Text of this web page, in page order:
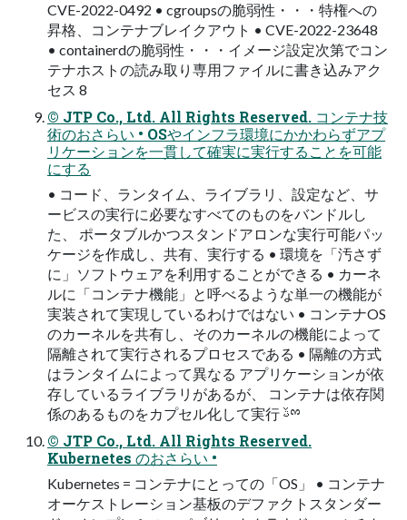
CVE-2022-0492 • cgroupsの脆弱性・・・特権への
昇格、コンテナブレイクアウト • CVE-2022-23648
• containerdの脆弱性・・・イメージ設定次第でコン
テナホストの読み取り専⽤ファイルに書き込みアク
セス 8
© JTP Co., Ltd. All Rights Reserved. コンテナ技
術のおさらい • OSやインフラ環境にかかわらずアプ
リケーションを⼀貫して確実に実⾏することを可能
にする
• コード、ランタイム、ライブラリ、設定など、サ
ービスの実⾏に必要なすべてのものをバンドルし
た、 ポータブルかつスタンドアロンな実⾏可能パッ
ケージを作成し、共有、実⾏する • 環境を「汚さず
に」ソフトウェアを利⽤することができる • カーネ
ルに「コンテナ機能」と呼べるような単⼀の機能が
実装されて実現しているわけではない • コンテナOS
のカーネルを共有し、そのカーネルの機能によって
隔離されて実⾏されるプロセスである • 隔離の⽅式
はランタイムによって異なる アプリケーションが依
存しているライブラリがあるが、 コンテナは依存関
係のあるものをカプセル化して実⾏ ࢿྉ
© JTP Co., Ltd. All Rights Reserved.
Kubernetes のおさらい •
Kubernetes = コンテナにとっての「OS」 • コンテナ
オーケストレーション基板のデファクトスタンダー